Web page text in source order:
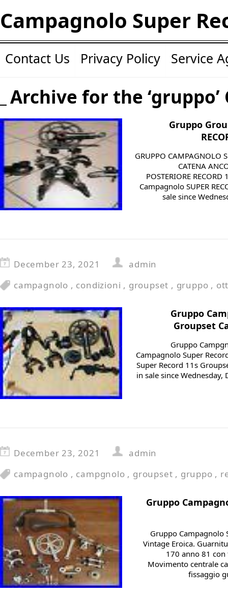
Campagnolo Super
Contact Us Privacy Policy Service
Archive for the ‘gruppo’
Gruppo
GRUPPO CAMPAGNOLO
CATENA
POSTERIORE
Campagnolo SUPER
sale since
December 23, 2021
admin
campagnolo , condizioni , groupset , gruppo ,
Gruppo
Groupset
Gruppo
Campagnolo Super
Super Record 11s
in sale since
December 23, 2021
admin
campagnolo , campgnolo , groupset , gruppo ,
Gruppo
Gruppo Campagnolo
Vintage Eroica.
170 anno 81
Movimento centrale
fissaggio